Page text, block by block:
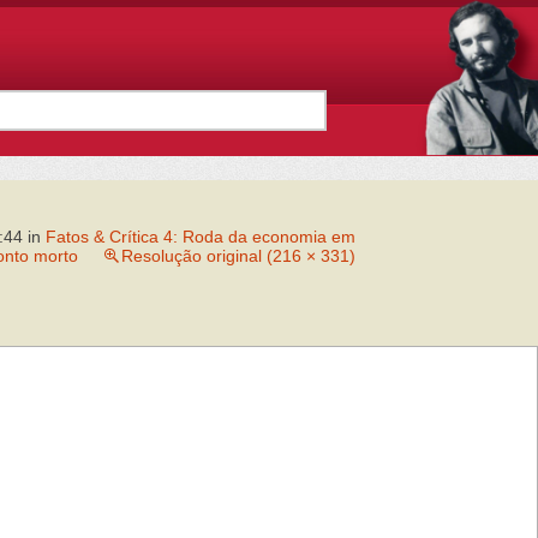
in Fatos & Crítica 4: Roda da economia em
morto
Resolução original (216 × 331)